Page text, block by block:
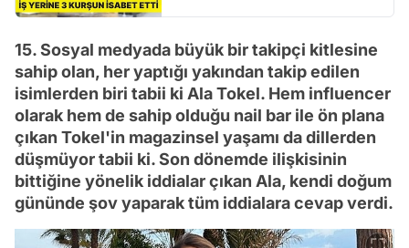
15. Sosyal medyada büyük bir takipçi kitlesine
sahip olan, her yaptığı yakından takip edilen
isimlerden biri tabii ki Ala Tokel. Hem influencer
olarak hem de sahip olduğu nail bar ile ön plana
çıkan Tokel'in magazinsel yaşamı da dillerden
düşmüyor tabii ki. Son dönemde ilişkisinin
bittiğine yönelik iddialar çıkan Ala, kendi doğum
gününde şov yaparak tüm iddialara cevap verdi.